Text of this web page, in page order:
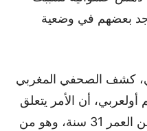
بعضهم في وضعية
كشف الصحفي المغربي
أولعربي، أن الأمر يتعلق
بشاب يدعى “سليم ك.” يبلغ من العمر 31 سنة، وهو من